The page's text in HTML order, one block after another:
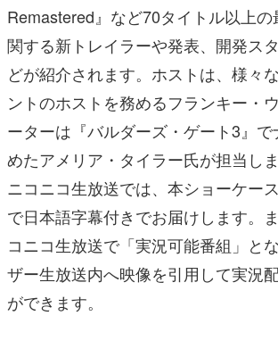
Remastered』など70タイトル以上
関する新トレイラーや発表、開発ス
どが紹介されます。ホストは、様々
ントのホストを務めるフランキー・
ーターは『バルダーズ・ゲート3』
めたアメリア・タイラー氏が担当しま
ニコニコ生放送では、本ショーケー
で日本語字幕付きでお届けします。
コニコ生放送で「実況可能番組」と
ザー生放送内へ映像を引用して実況
ができます。